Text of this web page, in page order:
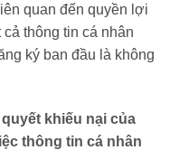
quan đến quyền lợi
thông tin cá nhân
ký ban đầu là không
khiếu nại của
thông tin cá nhân